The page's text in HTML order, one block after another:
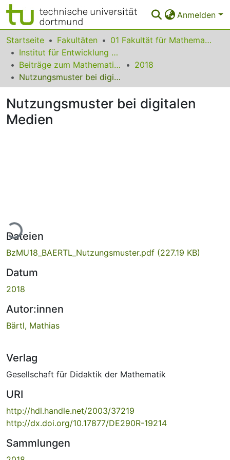
Anmelden
Bereiche & Sammlungen
Das gesamte Repositorium
Statistiken
FAQ
Leitlinien
Startseite Fakultäten
01 Fakultät für Mathematik
Institut für Entwicklung und Erforschung des Mathematikunterrichts
Beiträge zum Mathematikunterricht
2018
Nutzungsmuster bei digitalen Medien
Nutzungsmuster bei digitalen
Medien
Dateien
BzMU18_BAERTL_Nutzungsmuster.pdf (227.19 KB)
Datum
2018
Autor:innen
Bärtl, Mathias
Verlag
Gesellschaft für Didaktik der Mathematik
URI
http://hdl.handle.net/2003/37219
http://dx.doi.org/10.17877/DE290R-19214
Sammlungen